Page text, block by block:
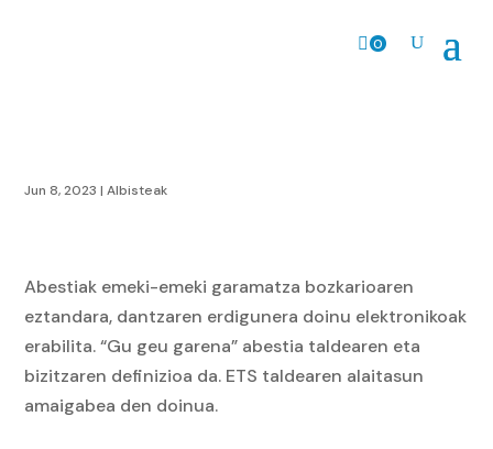
0
Jun 8, 2023 |Albisteak
Abestiak emeki-emeki garamatza bozkarioaren
eztandara, dantzaren erdigunera doinu elektronikoak
erabilita. “Gu geu garena” abestia taldearen eta
bizitzaren definizioa da. ETS taldearen alaitasun
amaigabea den doinua.